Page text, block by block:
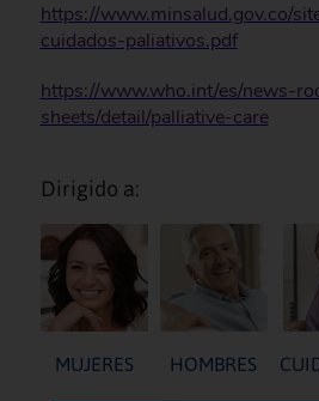
https://www.minsalud.gov.co/
cuidados-paliativos.pdf
https://www.who.int/es/news-
sheets/detail/palliative-care
Dirigido a:
MUJERES HOMBRES